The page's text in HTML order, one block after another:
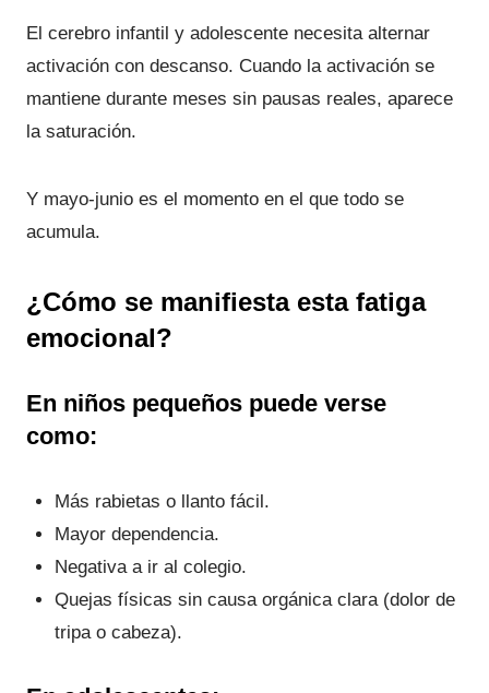
El cerebro infantil y adolescente necesita alternar
activación con descanso. Cuando la activación se
mantiene durante meses sin pausas reales, aparece
la saturación.
Y mayo-junio es el momento en el que todo se
acumula.
¿ Cómo se manifiesta esta fatiga
emocional?
En niños pequeños puede verse
como:
Más rabietas o llanto fácil.
Mayor dependencia.
Negativa a ir al colegio.
Quejas físicas sin causa orgánica clara (dolor de
tripa o cabeza).